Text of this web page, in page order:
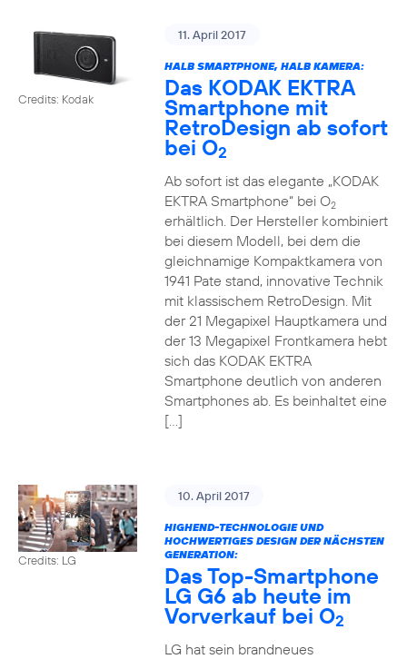
Credits: Kodak
11. April 2017
HALB SMARTPHONE, HALB KAMERA:
Das KODAK EKTRA
Smartphone mit
RetroDesign ab sofort
bei O2
Ab sofort ist das elegante „KODAK
EKTRA Smartphone“ bei O2
erhältlich. Der Hersteller kombiniert
bei diesem Modell, bei dem die
gleichnamige Kompaktkamera von
1941 Pate stand, innovative Technik
mit klassischem RetroDesign. Mit
der 21 Megapixel Hauptkamera und
der 13 Megapixel Frontkamera hebt
sich das KODAK EKTRA
Smartphone deutlich von anderen
Smartphones ab. Es beinhaltet eine
[…]
Credits: LG
10. April 2017
HIGHEND-TECHNOLOGIE UND
HOCHWERTIGES DESIGN DER NÄCHSTEN
GENERATION:
Das Top-Smartphone
LG G6 ab heute im
Vorverkauf bei O2
LG hat sein brandneues